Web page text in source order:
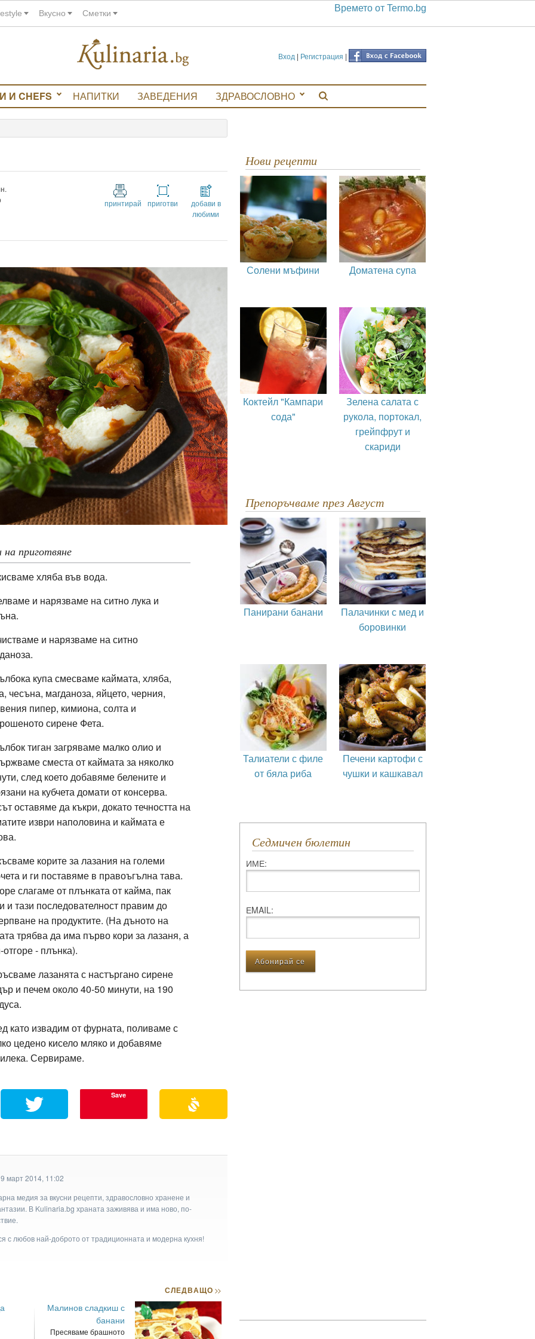
Вкусно Сметки Времето от Termo.bg
Вход | Регистрация |
И CHEFS НАПИТКИ ЗАВЕДЕНИЯ ЗДРАВОСЛОВНО
принтирай приготви
добави в
любими
на приготвяне
хляба във вода.
и нарязваме на ситно лука и
и нарязваме на ситно
купа смесваме каймата, хляба,
чесъна, магданоза, яйцето, черния,
пипер, кимиона, солта и
сирене Фета.
тиган загряваме малко олио и
сместа от каймата за няколко
след което добавяме белените и
на кубчета домати от консерва.
оставяме да къкри, докато течността на
изври наполовина и каймата е
корите за лазания на големи
и ги поставяме в правоъгълна тава.
слагаме от плънката от кайма, пак
и тази последователност правим до
на продуктите. (На дъното на
трябва да има първо кори за лазаня, а
отгоре - плънка).
лазанята с настъргано сирене
и печем около 40-50 минути, на 190
като извадим от фурната, поливаме с
цедено кисело мляко и добавяме
Сервираме.
Save
март 2014, 11:02
медия за вкусни рецепти, здравословно хранене и
В Kulinaria.bg храната заживява и има ново, по-
с любов най-доброто от традиционната и модерна кухня!
СЛЕДВАЩО>>
Малинов сладкиш с
банани
Пресяваме брашното
Нови рецепти
Солени мъфини Доматена супа
Коктейл "Кампари
сода"
Зелена салата с
рукола, портокал,
грейпфрут и
скариди
Препоръчваме през Август
Панирани банани
Палачинки с мед и
боровинки
Талиатели с филе
от бяла риба
Печени картофи с
чушки и кашкавал
Седмичен бюлетин
ИМЕ:
ЕMAIL: